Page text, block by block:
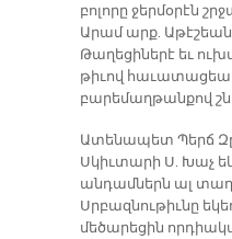
բոլորը ջերմօրէն
Արամ արք.
Թաղեցիներէ եւ
թիւով
բարեմաղթանքով
Ատենապետ Պերճ
Սկիւտարի Ս. Խաչ
անդամներն ալ
Սրբազնութիւնը
մեծարեցին